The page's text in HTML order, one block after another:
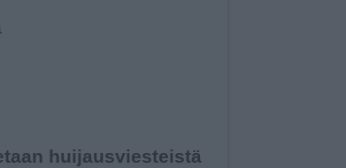
huijaus­viesteistä